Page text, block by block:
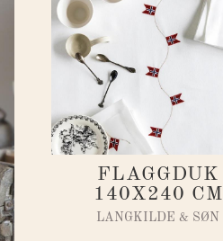
FLAGGDUK
140X240 CM
LANGKILDE & SØN